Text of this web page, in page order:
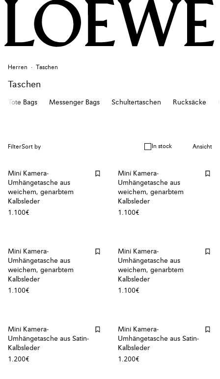
Herren Taschen
Taschen
Tote Bags Messenger Bags Schultertaschen Rucksäcke
FilterSort by In stock Ansicht
Mini Kamera-
Umhängetasche aus
weichem, genarbtem
Kalbsleder
1.100€
Mini Kamera-
Umhängetasche aus
weichem, genarbtem
Kalbsleder
1.100€
Mini Kamera-
Umhängetasche aus
weichem, genarbtem
Kalbsleder
1.100€
Mini Kamera-
Umhängetasche aus
weichem, genarbtem
Kalbsleder
1.100€
Mini Kamera-
Umhängetasche aus Satin-
Kalbsleder
1.200€
Mini Kamera-
Umhängetasche aus Satin-
Kalbsleder
1.200€